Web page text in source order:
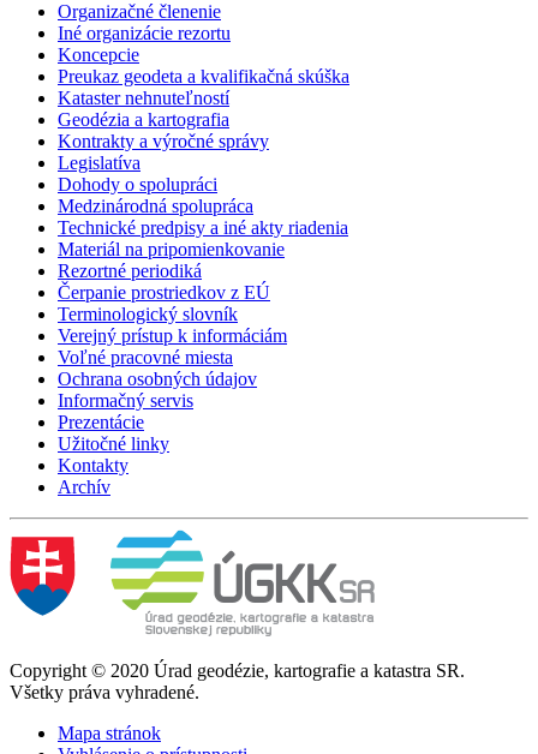
Organizačné členenie
Iné organizácie rezortu
Koncepcie
Preukaz geodeta a kvalifikačná skúška
Kataster nehnuteľností
Geodézia a kartografia
Kontrakty a výročné správy
Legislatíva
Dohody o spolupráci
Medzinárodná spolupráca
Technické predpisy a iné akty riadenia
Materiál na pripomienkovanie
Rezortné periodiká
Čerpanie prostriedkov z EÚ
Terminologický slovník
Verejný prístup k informáciám
Voľné pracovné miesta
Ochrana osobných údajov
Informačný servis
Prezentácie
Užitočné linky
Kontakty
Archív
Copyright © 2020 Úrad geodézie, kartografie a katastra SR.
Všetky práva vyhradené.
Mapa stránok